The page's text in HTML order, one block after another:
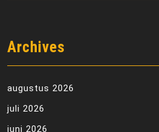
Archives
augustus 2026
juli 2026
juni 2026